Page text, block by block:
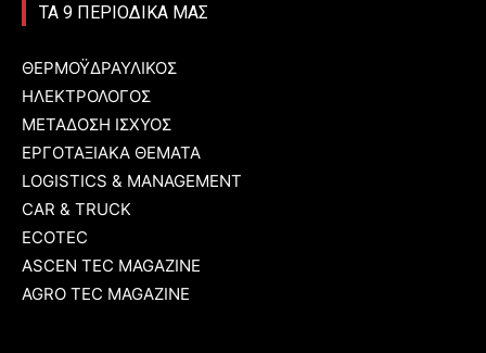
ΤΑ 9 ΠΕΡΙΟΔΙΚΑ ΜΑΣ
ΘΕΡΜΟΫΔΡΑΥΛΙΚΟΣ
ΗΛΕΚΤΡΟΛΟΓΟΣ
ΜΕΤΑΔΟΣΗ ΙΣΧΥΟΣ
ΕΡΓΟΤΑΞΙΑΚΑ ΘΕΜΑΤΑ
LOGISTICS & MANAGEMENT
CAR & TRUCK
ECOTEC
ASCEN TEC MAGAZINE
AGRO TEC MAGAZINE